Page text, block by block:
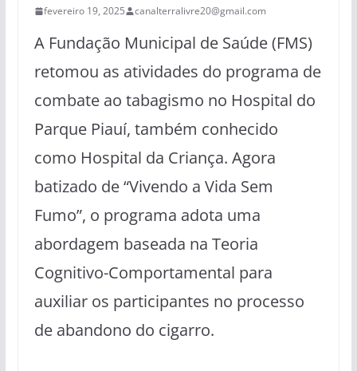
fevereiro 19, 2025 canalterralivre20@gmail.com
A Fundação Municipal de Saúde (FMS)
retomou as atividades do programa de
combate ao tabagismo no Hospital do
Parque Piauí, também conhecido
como Hospital da Criança. Agora
batizado de “Vivendo a Vida Sem
Fumo”, o programa adota uma
abordagem baseada na Teoria
Cognitivo-Comportamental para
auxiliar os participantes no processo
de abandono do cigarro.